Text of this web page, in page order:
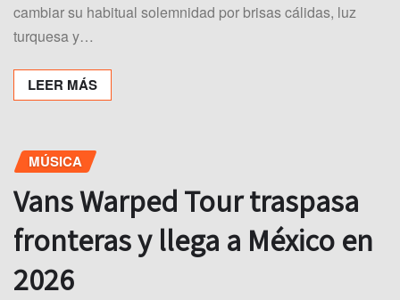
cambiar su habitual solemnidad por brisas cálidas, luz
turquesa y…
LEER MÁS
MÚSICA
Vans Warped Tour traspasa
fronteras y llega a México en
2026